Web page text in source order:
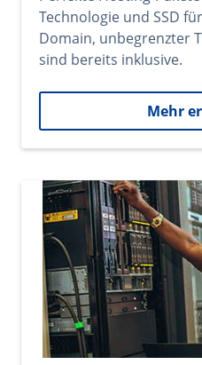
Technologie und SSD
Domain, unbegrenzter
sind bereits inklusive.
Mehr